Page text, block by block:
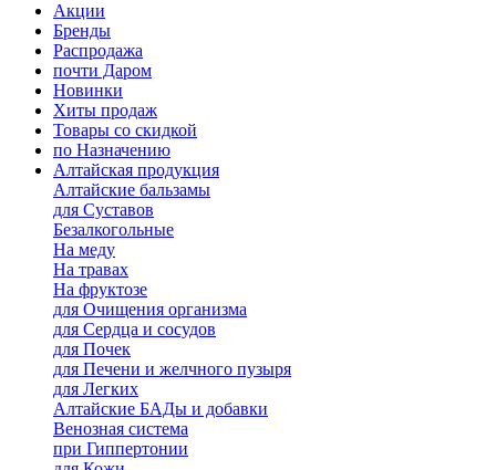
Акции
Бренды
Распродажа
почти Даром
Новинки
Хиты продаж
Товары со скидкой
по Назначению
Алтайская продукция
Алтайские бальзамы
для Суставов
Безалкогольные
На меду
На травах
На фруктозе
для Очищения организма
для Сердца и сосудов
для Почек
для Печени и желчного пузыря
для Легких
Алтайские БАДы и добавки
Венозная система
при Гиппертонии